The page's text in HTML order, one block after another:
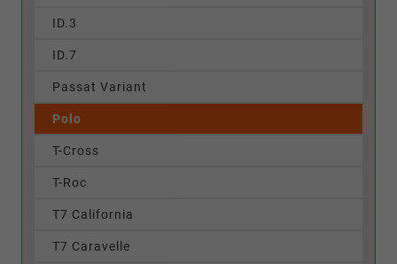
ID.3
ID.7
Passat Variant
Polo
T-Cross
T-Roc
T7 California
T7 Caravelle